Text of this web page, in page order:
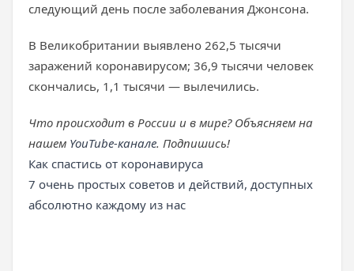
следующий день после заболевания Джонсона.
В Великобритании выявлено 262,5 тысячи
заражений коронавирусом; 36,9 тысячи человек
скончались, 1,1 тысячи — вылечились.
Что происходит в России и в мире? Объясняем на
нашем YouTube-канале. Подпишись!
Как спастись от коронавируса
7 очень простых советов и действий, доступных
абсолютно каждому из нас